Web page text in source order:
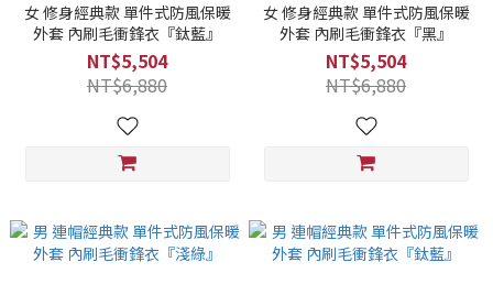
女 修身經典款 單件式防風保暖
外套 內刷毛衝鋒衣『鈦藍』
NT$5,504
NT$6,880
女 修身經典款 單件式防風保暖
外套 內刷毛衝鋒衣『黑』
NT$5,504
NT$6,880